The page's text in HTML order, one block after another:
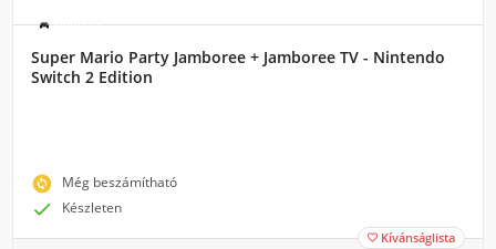
Switch 2
Super Mario Party Jamboree + Jamboree TV - Nintendo
Switch 2 Edition
change_circle Még beszámítható
 Készleten
 Kívánságlista